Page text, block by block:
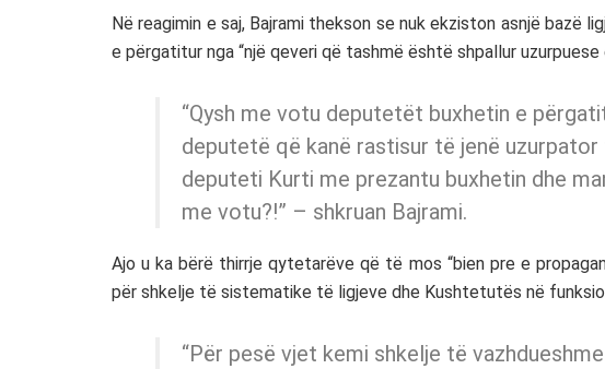
Në reagimin e saj, Bajrami thekson se nuk ekziston asnjë bazë
e përgatitur nga “një qeveri që tashmë është shpallur
“Qysh me votu deputetët buxhetin e
deputetë që kanë rastisur të jenë uzurpator
deputeti Kurti me prezantu buxhetin dhe
me votu?!” – shkruan Bajrami.
Ajo u ka bërë thirrje qytetarëve që të mos “bien pre e
për shkelje të sistematike të ligjeve dhe Kushtetutës në
“Për pesë vjet kemi shkelje të